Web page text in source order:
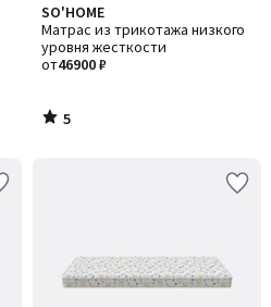
SO'HOME
Матрас из трикотажа низкого
уровня жесткости
от46900 ₽
5
/
5
5
/